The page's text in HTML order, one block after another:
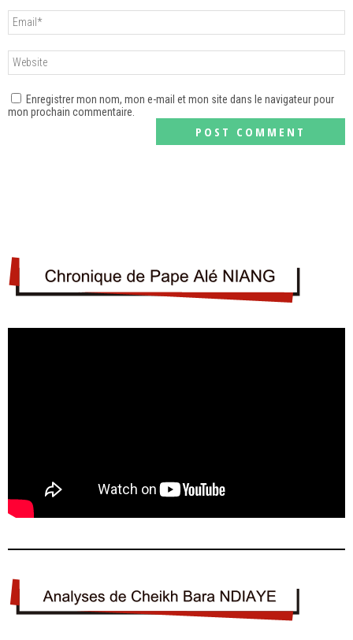
Enregistrer mon nom, mon e-mail et mon site dans le navigateur pour
mon prochain commentaire.